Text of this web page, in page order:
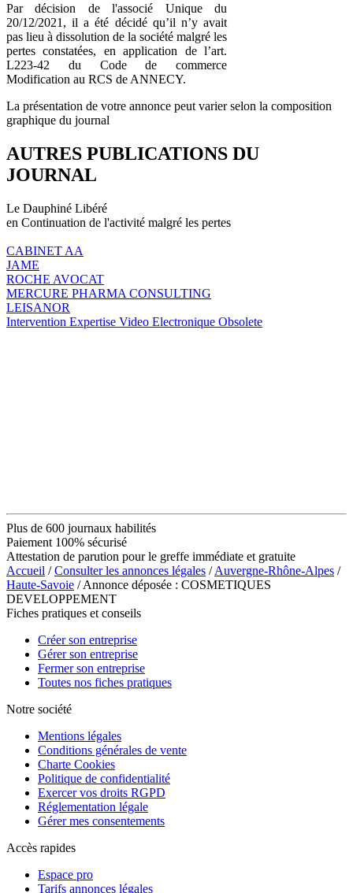
Par décision de l'associé Unique du
20/12/2021, il a été décidé qu’il n’y avait
pas lieu à dissolution de la société malgré les
pertes constatées, en application de l’art.
L223-42 du Code de commerce
Modification au RCS de ANNECY.
La présentation de votre annonce peut varier selon la composition
graphique du journal
AUTRES PUBLICATIONS DU
JOURNAL
Le Dauphiné Libéré
en Continuation de l'activité malgré les pertes
CABINET AA
JAME
ROCHE AVOCAT
MERCURE PHARMA CONSULTING
LEISANOR
Intervention Expertise Video Electronique Obsolete
Plus de 600 journaux habilités
Paiement 100% sécurisé
Attestation de parution pour le greffe immédiate et gratuite
Accueil /Consulter les annonces légales /Auvergne-Rhône-Alpes /
Haute-Savoie / Annonce déposée : COSMETIQUES
DEVELOPPEMENT
Fiches pratiques et conseils
Créer son entreprise
Gérer son entreprise
Fermer son entreprise
Toutes nos fiches pratiques
Notre société
Mentions légales
Conditions générales de vente
Charte Cookies
Politique de confidentialité
Exercer vos droits RGPD
Réglementation légale
Gérer mes consentements
Accès rapides
Espace pro
Tarifs annonces légales